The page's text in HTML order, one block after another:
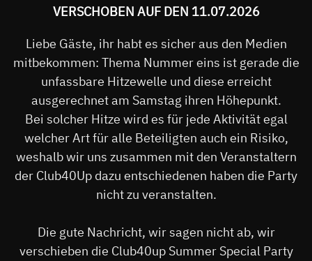
VERSCHOBEN AUF DEN 11.07.2026
Liebe Gäste, ihr habt es sicher aus den Medien
mitbekommen: Thema Nummer eins ist gerade die
unfassbare Hitzewelle und diese erreicht
ausgerechnet am Samstag ihren Höhepunkt.
Bei solcher Hitze wird es für jede Aktivität egal
welcher Art für alle Beteiligten auch ein Risiko,
weshalb wir uns zusammen mit den Veranstaltern
der Club40Up dazu entschiedenen haben die Party
nicht zu veranstalten.
Die gute Nachricht, wir sagen nicht ab, wir
verschieben die Club40up Summer Special Party